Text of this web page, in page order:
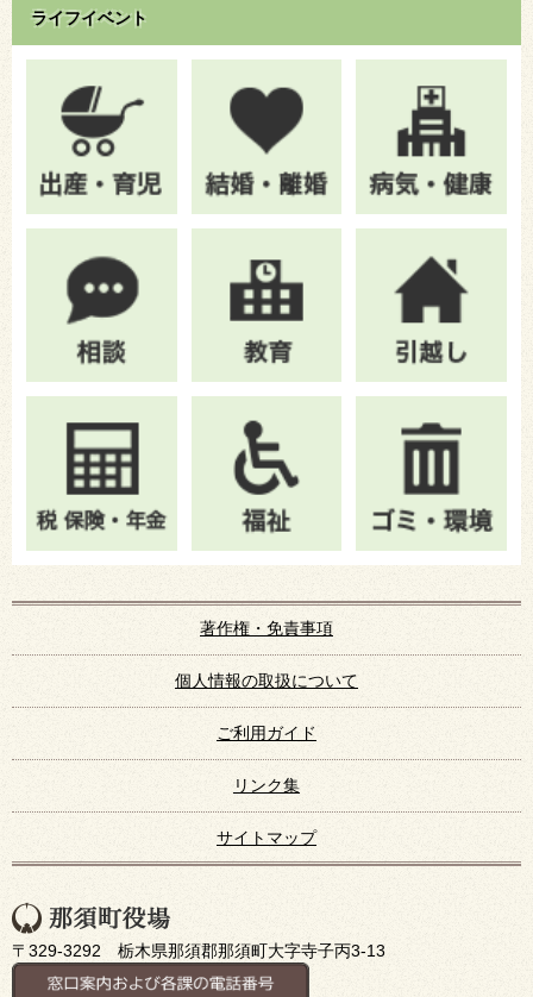
ライフイベント
著作権・免責事項
個人情報の取扱について
ご利用ガイド
リンク集
サイトマップ
〒329-3292 栃木県那須郡那須町大字寺子丙3-13